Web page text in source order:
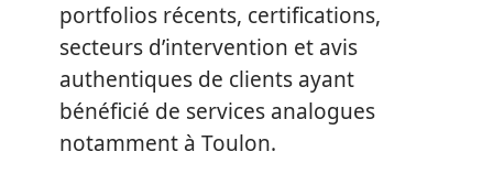
portfolios récents, certifications,
secteurs d’intervention et avis
authentiques de clients ayant
bénéficié de services analogues
notamment à Toulon.